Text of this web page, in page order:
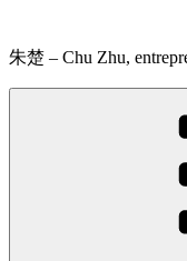
content
朱楚 – Chu Zhu,